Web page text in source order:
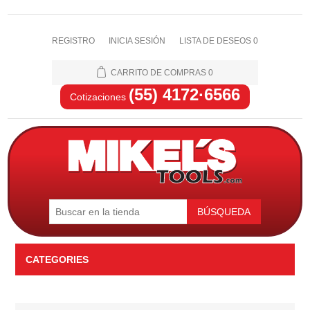
REGISTRO INICIA SESIÓN LISTA DE DESEOS 0
CARRITO DE COMPRAS 0
Cotizaciones (55) 4172·6566
BÚSQUEDA
CATEGORIES